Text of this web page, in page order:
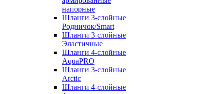
напорные
Шланги 3-слойные
Родничок/Smart
Шланги 3-слойные
Эластичные
Шланги 4-слойные
AquaPRO
Шланги 3-слойные
Arctic
Шланги 4-слойные